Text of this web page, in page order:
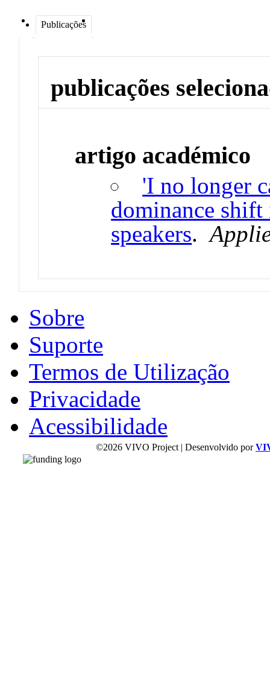
Publicações
publicações
artigo académico
'I no longer
dominance shift
speakers.
Sobre
Suporte
Termos de Utilização
Privacidade
Acessibilidade
©2026 VIVO Project | Desenvolvido por